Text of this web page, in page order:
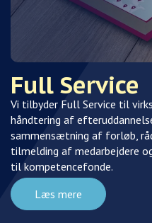
Full Service
Vi tilbyder Full Service til
håndtering af
sammensætning af forløb,
tilmelding af medarbejdere
til kompetencefonde.
Læs mere